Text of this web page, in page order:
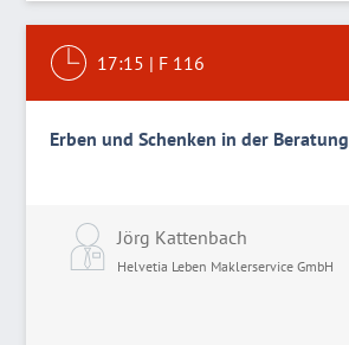
17:15 | F 116
Erben und Schenken in der Beratung
Jörg Kattenbach
Helvetia Leben Maklerservice GmbH